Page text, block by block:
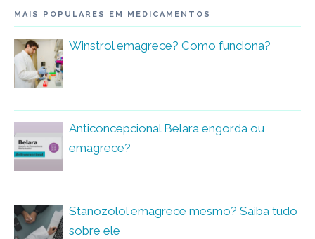
MAIS POPULARES EM MEDICAMENTOS
Winstrol emagrece? Como funciona?
Anticoncepcional Belara engorda ou
emagrece?
Stanozolol emagrece mesmo? Saiba tudo
sobre ele